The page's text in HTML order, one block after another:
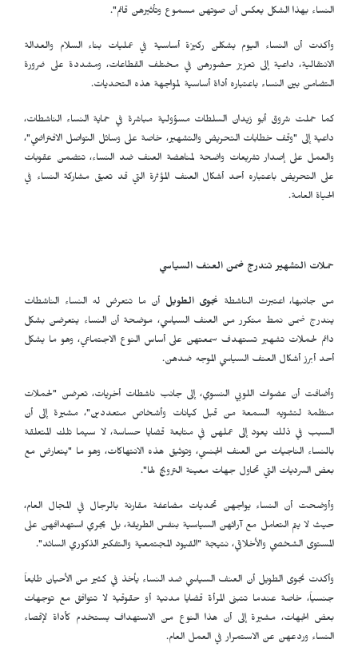
النساء بهذا الشكل يعكس أن صوتهن مسموع وتأثيرهن قائم".
وأكدت أن النساء اليوم يشكلن ركيزة أساسية في عمليات بناء السلام والعدالة
الانتقالية، داعية إلى تعزيز حضورهن في مختلف القطاعات، ومشددة على ضرورة
التضامن بين النساء باعتباره أداة أساسية لمواجهة هذه التحديات.
كما حملت شروق أبو زيدان السلطات مسؤولية مباشرة في حماية النساء الناشطات،
داعية إلى "وقف خطابات التحريض والتشهير، خاصة على وسائل التواصل الافتراضي"،
والعمل على إصدار تشريعات واضحة لمناهضة العنف ضد النساء، تتضمن عقوبات
على التحريض باعتباره أحد أشكال العنف المؤثرة التي قد تعيق مشاركة النساء في
الحياة العامة.
حملات التشهير تندرج ضمن العنف السياسي
من جانبها، اعتبرت الناشطة نجوى الطويل أن ما تتعرض له النساء الناشطات
يندرج ضمن نمط متكرر من العنف السياسي، موضحة أن النساء يتعرضن بشكل
دائم لحملات تشهير تستهدف سمعتهن على أساس النوع الاجتماعي، وهو ما يشكل
أحد أبرز أشكال العنف السياسي الموجه ضدهن.
وأضافت أن عضوات اللوبي النسوي، إلى جانب ناشطات أخريات، تعرضن "لحملات
منظمة لتشويه السمعة من قبل كيانات وأشخاص متعددين"، مشيرة إلى أن
السبب في ذلك يعود إلى عملهن في متابعة قضايا حساسة، لا سيما تلك المتعلقة
بالنساء الناجيات من العنف الجنسي، وتوثيق هذه الانتهاكات، وهو ما "يتعارض مع
بعض السرديات التي تحاول جهات معينة الترويج لها".
وأوضحت أن النساء يواجهن تحديات مضاعفة مقارنة بالرجال في المجال العام،
حيث لا يتم التعامل مع آرائهن السياسية بنفس الطريقة، بل يجري استهدافهن على
المستوى الشخصي والأخلاقي، نتيجة "القيود المجتمعية والتفكير الذكوري السائد".
وأكدت نجوى الطويل أن العنف السياسي ضد النساء يأخذ في كثير من الأحيان طابعاً
جنسياً، خاصة عندما تتبنى المرأة قضايا مدنية أو حقوقية لا تتوافق مع توجهات
بعض الجهات، مشيرة إلى أن هذا النوع من الاستهداف يستخدم كأداة لإقصاء
النساء وردعهن عن الاستمرار في العمل العام.